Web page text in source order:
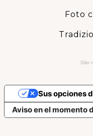
Foto
Aviso en el momento
Sus opciones